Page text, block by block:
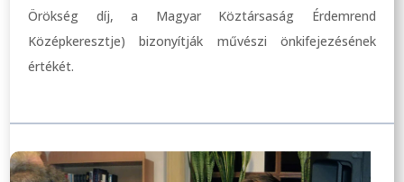
Örökség díj, a Magyar Köztársaság Érdemrend
Középkeresztje) bizonyítják művészi önkifejezésének
értékét.